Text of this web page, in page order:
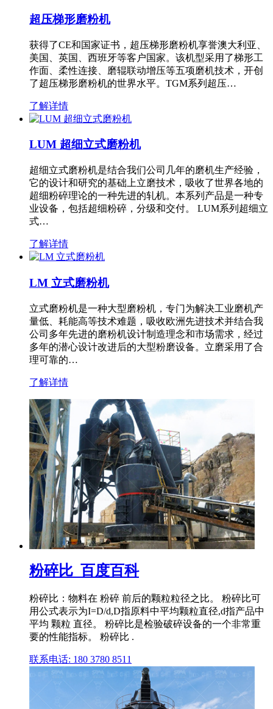
超压梯形磨粉机
获得了CE和国家证书，超压梯形磨粉机享誉澳大利亚、
美国、英国、西班牙等客户国家。该机型采用了梯形工
作面、柔性连接、磨辊联动增压等五项磨机技术，开创
了超压梯形磨粉机的世界水平。TGM系列超压…
了解详情
LUM 超细立式磨粉机
超细立式磨粉机是结合我们公司几年的磨机生产经验，
它的设计和研究的基础上立磨技术，吸收了世界各地的
超细粉碎理论的一种先进的轧机。本系列产品是一种专
业设备，包括超细粉碎，分级和交付。 LUM系列超细立
式…
了解详情
LM 立式磨粉机
立式磨粉机是一种大型磨粉机，专门为解决工业磨机产
量低、耗能高等技术难题，吸收欧洲先进技术并结合我
公司多年先进的磨粉机设计制造理念和市场需求，经过
多年的潜心设计改进后的大型粉磨设备。立磨采用了合
理可靠的…
了解详情
粉碎比_百度百科
粉碎比：物料在 粉碎 前后的颗粒粒径之比。 粉碎比可
用公式表示为I=D/d,D指原料中平均颗粒直径,d指产品中
平均 颗粒 直径。 粉碎比是检验破碎设备的一个非常重
要的性能指标。 粉碎比 .
联系电话: 180 3780 8511